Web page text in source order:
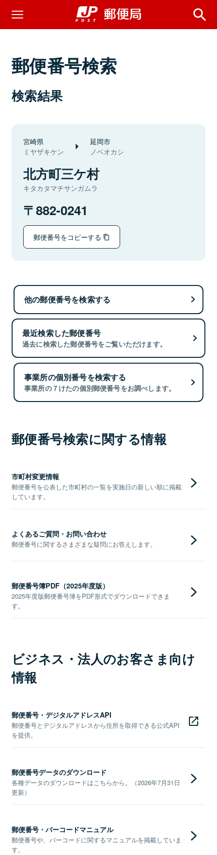
郵便番号検索
検索結果
宮崎県
ミヤザキケン
延岡市
ノベオカシ
北方町三ケ村
キタカタマチサンガムラ
882-0241
郵便番号をコピーする
他の郵便番号を検索する
最近検索した郵便番号
過去に検索した郵便番号をご覧いただけます。
事業所の個別番号を検索する
事業所の７けたの個別郵便番号をお調べします。
郵便番号検索に関する情報
市町村変更情報
郵便番号を公表した市町村の一覧を実施日の新しい順に掲載
しています。
よくあるご質問・お問い合わせ
郵便番号に関するさまざまな疑問にお答えします。
郵便番号簿PDF（2025年度版）
2025年度版郵便番号簿をPDF形式でダウンロードできま
す。
ビジネス・法人のお客さま向け
情報
郵便番号・デジタルアドレスAPI
郵便番号とデジタルアドレスから住所を取得できる公式API
を提供。
郵便番号データのダウンロード
各種データのダウンロードはこちらから。（2026年7月31日
更新）
郵便番号・バーコードマニュアル
郵便番号や、バーコードに関するマニュアルを掲載していま
す。